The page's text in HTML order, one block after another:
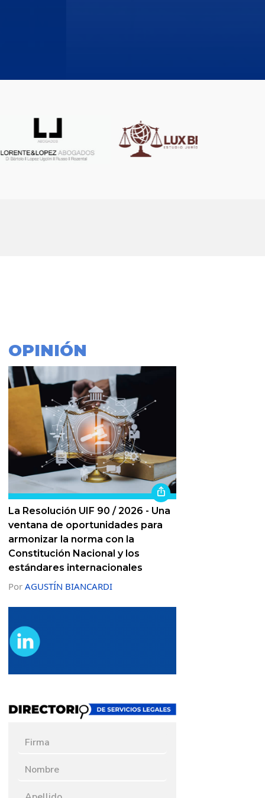
OPINIÓN
La Resolución UIF 90 / 2026 - Una
ventana de oportunidades para
armonizar la norma con la
Constitución Nacional y los
estándares internacionales
Por AGUSTÍN BIANCARDI